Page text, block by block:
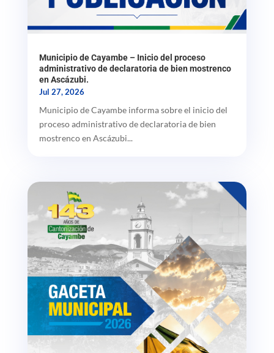
Municipio de Cayambe – Inicio del proceso
administrativo de declaratoria de bien mostrenco
en Ascázubi.
Jul 27, 2026
Municipio de Cayambe informa sobre el inicio del
proceso administrativo de declaratoria de bien
mostrenco en Ascázubi...